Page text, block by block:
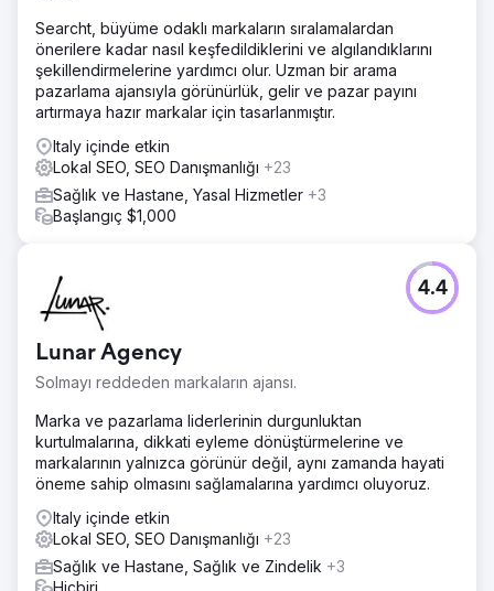
Searcht, büyüme odaklı markaların sıralamalardan
önerilere kadar nasıl keşfedildiklerini ve algılandıklarını
şekillendirmelerine yardımcı olur. Uzman bir arama
pazarlama ajansıyla görünürlük, gelir ve pazar payını
artırmaya hazır markalar için tasarlanmıştır.
Italy içinde etkin
Lokal SEO, SEO Danışmanlığı +23
Sağlık ve Hastane, Yasal Hizmetler +3
Başlangıç $1,000
Lunar Agency
Solmayı reddeden markaların ajansı.
4.4
Marka ve pazarlama liderlerinin durgunluktan
kurtulmalarına, dikkati eyleme dönüştürmelerine ve
markalarının yalnızca görünür değil, aynı zamanda hayati
öneme sahip olmasını sağlamalarına yardımcı oluyoruz.
Italy içinde etkin
Lokal SEO, SEO Danışmanlığı +23
Sağlık ve Hastane, Sağlık ve Zindelik +3
Hiçbiri